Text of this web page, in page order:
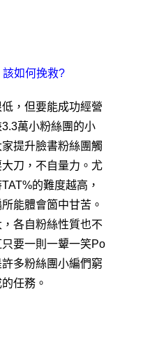
該如何挽救?
低 ， 但要能成功經營
萬小粉絲團的小
提升臉書粉絲團觸
刀 ， 不自量力。尤
的難度越高 ，
能體會箇中甘苦 。
， 各自粉絲性質也不
要一則一顰一笑Po
多粉絲團小編們窮
任務 。